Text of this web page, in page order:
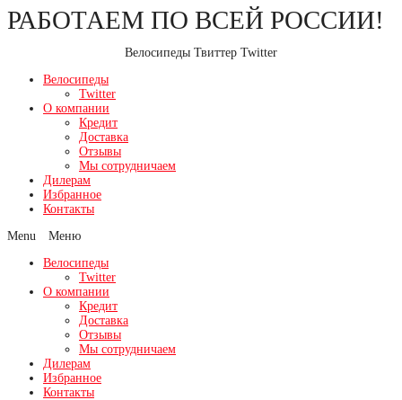
Перейти
к
РАБОТАЕМ ПО ВСЕЙ РОССИИ!
Велосипеды Твиттер Twitter
Велосипеды
Twitter
О компании
Кредит
Доставка
Отзывы
Мы сотрудничаем
Дилерам
Избранное
Контакты
Menu
Велосипеды
Twitter
О компании
Кредит
Доставка
Отзывы
Мы сотрудничаем
Дилерам
Избранное
Контакты